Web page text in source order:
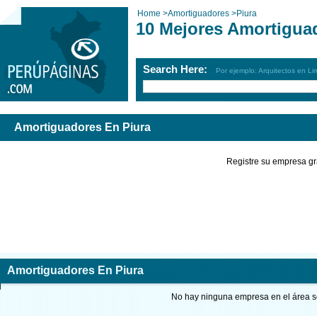
Home >Amortiguadores >Piura
10 Mejores
Search Here: Por ejemplo: Arquitectos en
Amortiguadores En Piura
Registre su empresa
Amortiguadores En Piura
No hay ninguna empresa en el área